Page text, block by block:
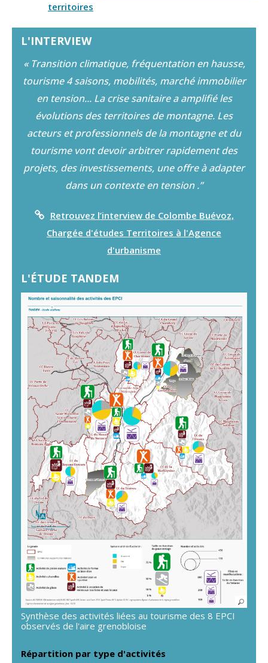
territoires
L'INTERVIEW
« Transition climatique, fréquentation en hausse,
tourisme 4 saisons, mobilités, marché immobilier
en tension... La crise sanitaire a amplifié les
évolutions des territoires de montagne. Les
acteurs et professionnels de la montagne et du
tourisme vont devoir arbitrer rapidement des
projets, des investissements, une offre à adapter
dans un contexte en tension .”
Retrouvez l’interview de Colombe Buévoz,
Chargée d'études Territoires à l'Agence
d'urbanisme
L'ÉTUDE TANDEM
Synthèse des activités liées au tourisme des 8 EPCI
observés de l'aire grenobloise
Répartition par type d'activités